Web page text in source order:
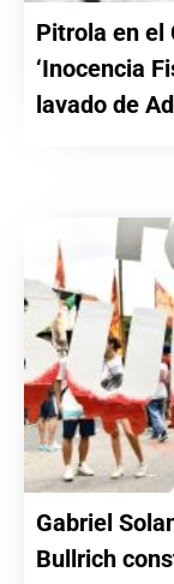
Pitrola en el
‘Inocencia
lavado de
Gabriel
Bullrich